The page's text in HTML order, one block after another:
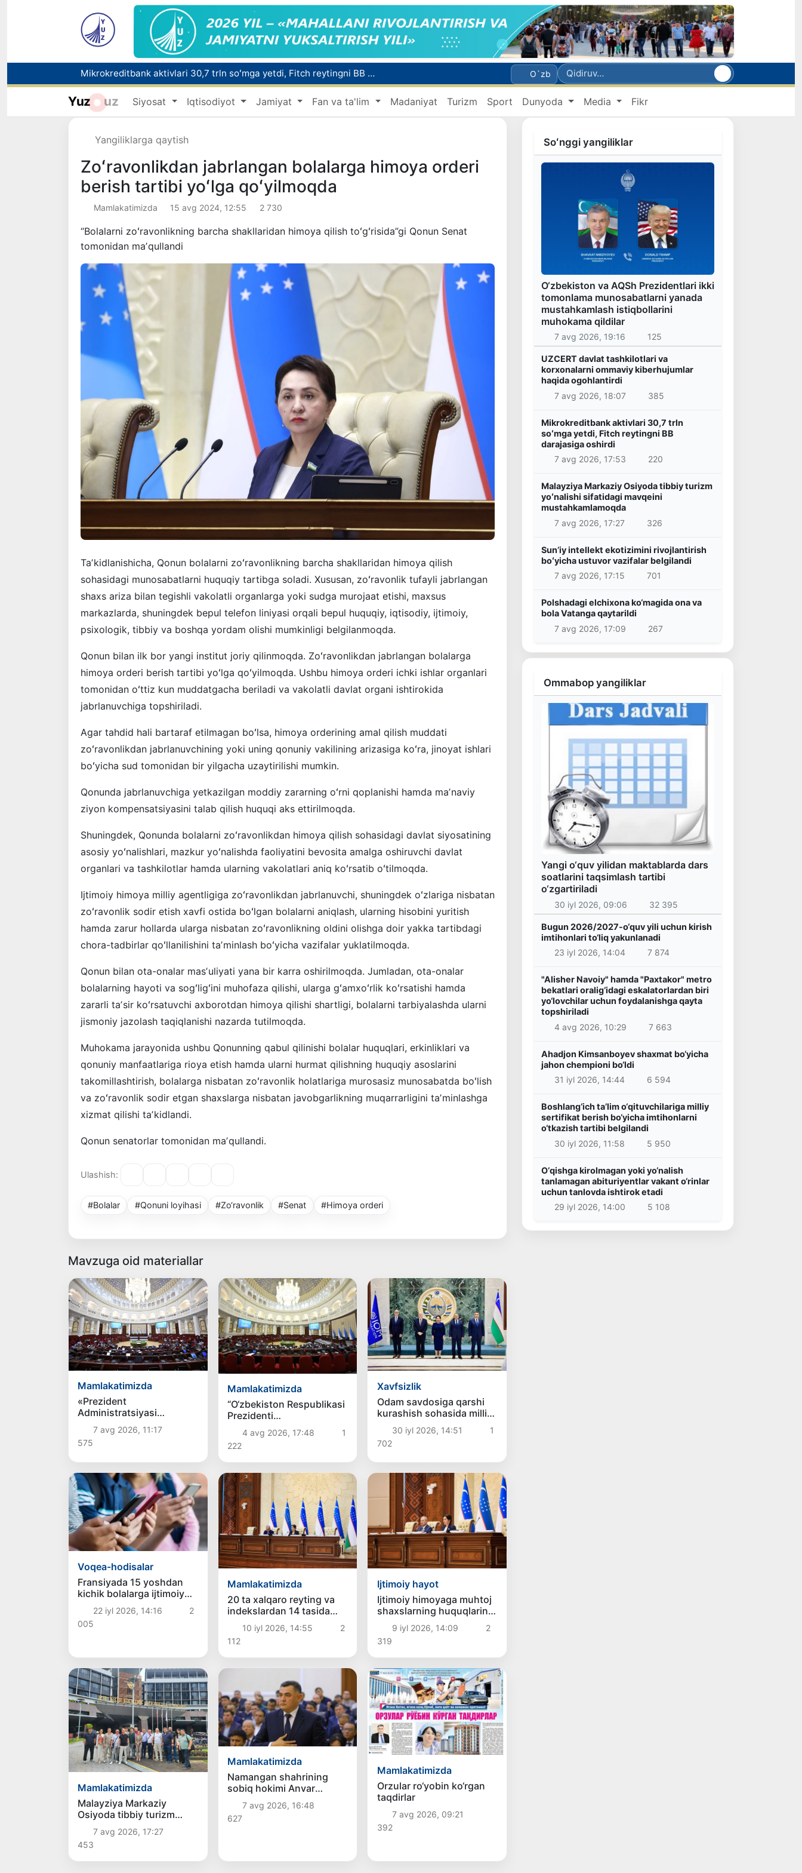
Mikrokreditbank aktivlari 30,7 trln soʻmga yetdi, Fitch reytingni BB darajasiga oshirdi
Malayziya Markaziy Osiyoda tibbiy turizm yoʻnalishi sifatidagi mavqeini mustahkamlamoqda
Polshadagi elchixona ko‘magida ona va bola Vatanga qaytarildi
O`zb
Yuz uz Siyosat Iqtisodiyot Jamiyat Fan va ta'lim Madaniyat Turizm Sport Dunyoda Media Fikr
Yangiliklarga qaytish
Zoʻravonlikdan jabrlangan bolalarga himoya orderi
berish tartibi yoʻlga qoʻyilmoqda
Mamlakatimizda 15 avg 2024, 12:55 2 730
“Bolalarni zoʻravonlikning barcha shakllaridan himoya qilish toʻgʻrisida”gi Qonun Senat
tomonidan maʼqullandi
Taʼkidlanishicha, Qonun bolalarni zoʻravonlikning barcha shakllaridan himoya qilish
sohasidagi munosabatlarni huquqiy tartibga soladi. Xususan, zoʻravonlik tufayli jabrlangan
shaxs ariza bilan tegishli vakolatli organlarga yoki sudga murojaat etishi, maxsus
markazlarda, shuningdek bepul telefon liniyasi orqali bepul huquqiy, iqtisodiy, ijtimoiy,
psixologik, tibbiy va boshqa yordam olishi mumkinligi belgilanmoqda.
Qonun bilan ilk bor yangi institut joriy qilinmoqda. Zoʻravonlikdan jabrlangan bolalarga
himoya orderi berish tartibi yoʻlga qoʻyilmoqda. Ushbu himoya orderi ichki ishlar organlari
tomonidan oʻttiz kun muddatgacha beriladi va vakolatli davlat organi ishtirokida
jabrlanuvchiga topshiriladi.
Agar tahdid hali bartaraf etilmagan boʻlsa, himoya orderining amal qilish muddati
zoʻravonlikdan jabrlanuvchining yoki uning qonuniy vakilining arizasiga koʻra, jinoyat ishlari
boʻyicha sud tomonidan bir yilgacha uzaytirilishi mumkin.
Qonunda jabrlanuvchiga yetkazilgan moddiy zararning oʻrni qoplanishi hamda maʼnaviy
ziyon kompensatsiyasini talab qilish huquqi aks ettirilmoqda.
Shuningdek, Qonunda bolalarni zoʻravonlikdan himoya qilish sohasidagi davlat siyosatining
asosiy yoʻnalishlari, mazkur yoʻnalishda faoliyatini bevosita amalga oshiruvchi davlat
organlari va tashkilotlar hamda ularning vakolatlari aniq koʻrsatib oʻtilmoqda.
Ijtimoiy himoya milliy agentligiga zoʻravonlikdan jabrlanuvchi, shuningdek oʻzlariga nisbatan
zoʻravonlik sodir etish xavfi ostida boʻlgan bolalarni aniqlash, ularning hisobini yuritish
hamda zarur hollarda ularga nisbatan zoʻravonlikning oldini olishga doir yakka tartibdagi
chora-tadbirlar qoʻllanilishini taʼminlash boʻyicha vazifalar yuklatilmoqda.
Qonun bilan ota-onalar masʼuliyati yana bir karra oshirilmoqda. Jumladan, ota-onalar
bolalarning hayoti va sogʻligʻini muhofaza qilishi, ularga gʻamxoʻrlik koʻrsatishi hamda
zararli taʼsir koʻrsatuvchi axborotdan himoya qilishi shartligi, bolalarni tarbiyalashda ularni
jismoniy jazolash taqiqlanishi nazarda tutilmoqda.
Muhokama jarayonida ushbu Qonunning qabul qilinishi bolalar huquqlari, erkinliklari va
qonuniy manfaatlariga rioya etish hamda ularni hurmat qilishning huquqiy asoslarini
takomillashtirish, bolalarga nisbatan zoʻravonlik holatlariga murosasiz munosabatda boʻlish
va zoʻravonlik sodir etgan shaxslarga nisbatan javobgarlikning muqarrarligini taʼminlashga
xizmat qilishi taʼkidlandi.
Qonun senatorlar tomonidan maʼqullandi.
Ulashish:
#Bolalar #Qonuni loyihasi #Zo‘ravonlik #Senat #Himoya orderi
Mavzuga oid materiallar
Mamlakatimizda
«Prezident
Administratsiyasi
toʻgʻrisida»gi
konstitutsiyaviy qonun
Senatga yuborildi
7 avg 2026, 11:17
575
Mamlakatimizda
“O‘zbekiston Respublikasi
Prezidenti
Administratsiyasi
to‘g‘risida”gi
Konstitutsiyaviy qonun
loyihasi deputatlar
tomonidan birinchi
o‘qishda qabul qilindi
4 avg 2026, 17:48
1
222
Xavfsizlik
Odam savdosiga qarshi
kurashish sohasida milliy
va mintaqaviy
hamkorlikning yangi
ustuvor yo‘nalishlari
30 iyl 2026, 14:51
1
702
Voqea-hodisalar
Fransiyada 15 yoshdan
kichik bolalarga ijtimoiy
tarmoqlar taqiqlandi
22 iyl 2026, 14:16
2
005
Mamlakatimizda
20 ta xalqaro reyting va
indekslardan 14 tasida
O‘zbekistonning
ko‘rsatkichlari yaxshilandi
10 iyl 2026, 14:55
2
112
Ijtimoiy hayot
Ijtimoiy himoyaga muhtoj
shaxslarning huquqlarini
ta’minlashga qaratilgan
qonun ma’qullandi
9 iyl 2026, 14:09
2
319
Mamlakatimizda
Malayziya Markaziy
Osiyoda tibbiy turizm
yoʻnalishi sifatidagi
mavqeini
mustahkamlamoqda
7 avg 2026, 17:27
453
Mamlakatimizda
Namangan shahrining
sobiq hokimi Anvar
Otaxodjayevga nisbatan
11 yilga ozodlikdan
mahrum qilish jazosi
7 avg 2026, 16:48
627
Mamlakatimizda
Orzular ro‘yobin ko‘rgan
taqdirlar
7 avg 2026, 09:21
392
Soʻnggi yangiliklar
O‘zbekiston va AQSh Prezidentlari ikki
tomonlama munosabatlarni yanada
mustahkamlash istiqbollarini
muhokama qildilar
7 avg 2026, 19:16 125
UZCERT davlat tashkilotlari va
korxonalarni ommaviy kiberhujumlar
haqida ogohlantirdi
7 avg 2026, 18:07
385
Mikrokreditbank aktivlari 30,7 trln
soʻmga yetdi, Fitch reytingni BB
darajasiga oshirdi
7 avg 2026, 17:53
220
Malayziya Markaziy Osiyoda tibbiy turizm
yoʻnalishi sifatidagi mavqeini
mustahkamlamoqda
7 avg 2026, 17:27
326
Sunʼiy intellekt ekotizimini rivojlantirish
boʻyicha ustuvor vazifalar belgilandi
7 avg 2026, 17:15
701
Polshadagi elchixona ko‘magida ona va
bola Vatanga qaytarildi
7 avg 2026, 17:09
267
Ommabop yangiliklar
Yangi o‘quv yilidan maktablarda dars
soatlarini taqsimlash tartibi
o‘zgartiriladi
30 iyl 2026, 09:06 32 395
Bugun 2026/2027-o‘quv yili uchun kirish
imtihonlari to‘liq yakunlanadi
23 iyl 2026, 14:04
7 874
"Alisher Navoiy" hamda "Paxtakor" metro
bekatlari oralig‘idagi eskalatorlardan biri
yo‘lovchilar uchun foydalanishga qayta
topshiriladi
4 avg 2026, 10:29
7 663
Ahadjon Kimsanboyev shaxmat bo‘yicha
jahon chempioni bo‘ldi
31 iyl 2026, 14:44
6 594
Boshlang‘ich ta’lim o‘qituvchilariga milliy
sertifikat berish bo‘yicha imtihonlarni
o‘tkazish tartibi belgilandi
30 iyl 2026, 11:58
5 950
O‘qishga kirolmagan yoki yo‘nalish
tanlamagan abituriyentlar vakant o‘rinlar
uchun tanlovda ishtirok etadi
29 iyl 2026, 14:00
5 108